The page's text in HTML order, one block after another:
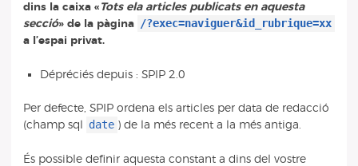
dins la caixa « Tots ela articles publicats en aquesta
secció» de la pàgina /?exec=naviguer&id_rubrique=xx
a l’espai privat.
Dépréciés depuis : SPIP 2.0
Per defecte, SPIP ordena els articles per data de redacció
(champ sql
date ) de la més recent a la més antiga.
És possible definir aquesta constant a dins del vostre